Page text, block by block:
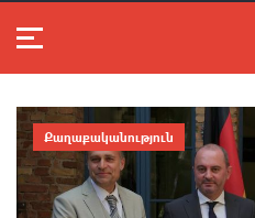
Քաղաքականություն